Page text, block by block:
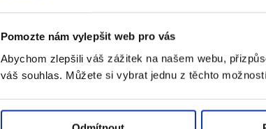
Pomozte nám vylepšit web pro vás
Abychom zlepšili váš zážitek na našem webu,
váš souhlas. Můžete si vybrat jednu z těchto
Setkávání
Út 20. 1. / 14.00
Setkávání